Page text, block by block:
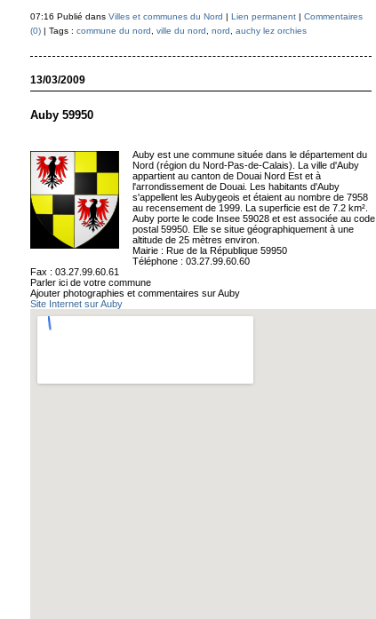
07:16 Publié dans Villes et communes du Nord | Lien permanent| Commentaires
(0)| Tags : commune du nord ville du nord nord auchy lez orchies
13/03/2009
Auby 59950
Auby est une commune située dans le département du
Nord (région du Nord-Pas-de-Calais). La ville d'Auby
appartient au canton de Douai Nord Est et à
l'arrondissement de Douai. Les habitants d'Auby
s'appellent les Aubygeois et étaient au nombre de 7958
au recensement de 1999. La superficie est de 7.2 km².
Auby porte le code Insee 59028 et est associée au code
postal 59950. Elle se situe géographiquement à une
altitude de 25 mètres environ.
Mairie : Rue de la République 59950
Téléphone : 03.27.99.60.60
Fax : 03.27.99.60.61
Parler ici de votre commune
Ajouter photographies et commentaires sur Auby
Site Internet sur Auby